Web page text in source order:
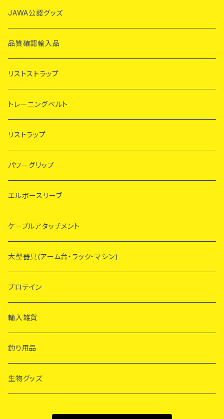
JAWA公認グッズ
品質確認輸入品
リストストラップ
トレーニングベルト
リストラップ
パワーグリップ
エルボースリーブ
ケーブルアタッチメント
大型器具(アーム台・ラック・マシン)
プロテイン
輸入雑貨
釣り用品
生物グッズ